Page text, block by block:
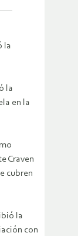
la
la
en la
Craven
cubren
la
con